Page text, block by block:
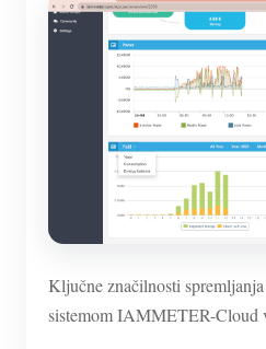
Ključne značilnosti
sistemom IAMMETER-Cloud